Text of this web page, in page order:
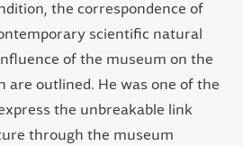
the correspondence of
scientific natural
of the museum on the
are outlined. He was one of the
the unbreakable link
through the museum